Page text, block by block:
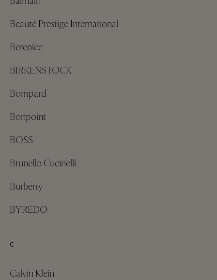
Beauté Prestige International
Berenice
BIRKENSTOCK
Bompard
Bonpoint
BOSS
Brunello Cucinelli
Burberry
BYREDO
C
Calvin Klein